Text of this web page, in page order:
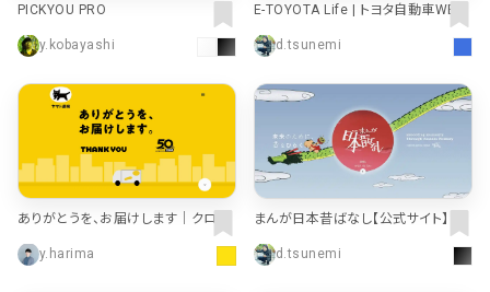
レッド・赤
118 パープル・紫
40
PICKYOU PRO
y.kobayashi
E-TOYOTA Life | トヨタ自動車WEB
d.tsunemi
ありがとうを、お届けします｜クロネ
y.harima
まんが日本昔ばなし【公式サイト】
d.tsunemi